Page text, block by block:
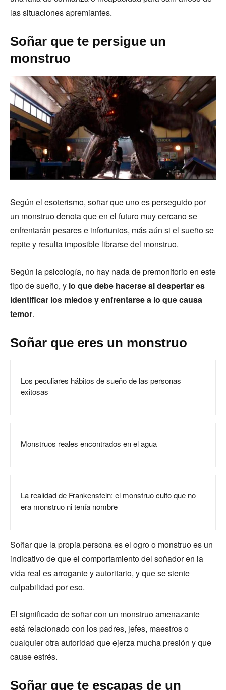
las situaciones apremiantes.
Soñar que te persigue un
monstruo
Según el esoterismo, soñar que uno es perseguido por
un monstruo denota que en el futuro muy cercano se
enfrentarán pesares e infortunios, más aún si el sueño se
repite y resulta imposible librarse del monstruo.
Según la psicología, no hay nada de premonitorio en este
tipo de sueño, y lo que debe hacerse al despertar es
identificar los miedos y enfrentarse a lo que causa
temor.
Soñar que eres un monstruo
Los peculiares hábitos de sueño de las personas
exitosas
Monstruos reales encontrados en el agua
La realidad de Frankenstein: el monstruo culto que no
era monstruo ni tenía nombre
Soñar que la propia persona es el ogro o monstruo es un
indicativo de que el comportamiento del soñador en la
vida real es arrogante y autoritario, y que se siente
culpabilidad por eso.
El significado de soñar con un monstruo amenazante
está relacionado con los padres, jefes, maestros o
cualquier otra autoridad que ejerza mucha presión y que
cause estrés.
Soñar que te escapas de un